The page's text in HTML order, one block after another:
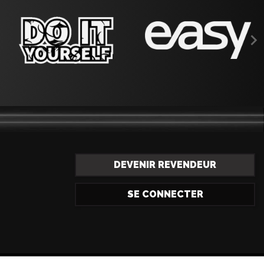

DEVENIR REVENDEUR
SE CONNECTER